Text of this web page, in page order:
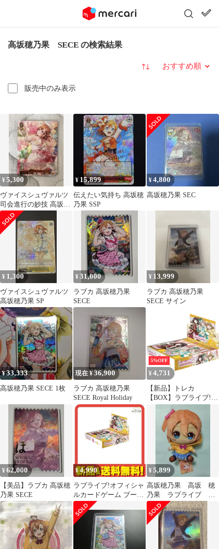
高坂穂乃果 SECE の検索結果
販売中のみ表示
並び替え
¥5,300
ヴァイスシュヴァルツ
司会進行の妙技 高坂穂
乃果 SP
¥ 15,899
伝えたい気持ち 高坂穂
乃果 SSP
¥4,800
高坂穂乃果 SEC
¥ 1,300
ヴァイスシュヴァルツ
高坂穂乃果 SP
¥31,000
ラブカ 高坂穂乃果
SECE
¥ 13,999
ラブカ 高坂穂乃果
SECE サイン
¥33,333
高坂穂乃果 SECE 1枚
現在 ¥36,900
ラブカ 高坂穂乃果
SECE Royal Holiday
5%OFF
¥ 4,731
【新品】トレカ
【BOX】ラブライブ!シ
リーズ オフィシャルカ
ードゲーム ブースター
パック Royal Holiday
¥62,000
【美品】ラブカ 高坂穂
乃果 SECE
¥4,990
ラブライブ!オフィシャ
ルカードゲーム ブース
ターパック Royal
Holiday 10パック入BOX
¥5,899
高坂穂乃果 高坂 穂
乃果 ラブライブ セ
ガ ぬいぐるみ 限
定 SEGA パーカー